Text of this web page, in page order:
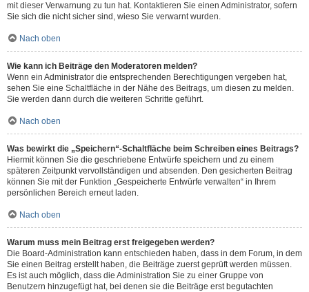
mit dieser Verwarnung zu tun hat. Kontaktieren Sie einen Administrator, sofern
Sie sich die nicht sicher sind, wieso Sie verwarnt wurden.
Nach oben
Wie kann ich Beiträge den Moderatoren melden?
Wenn ein Administrator die entsprechenden Berechtigungen vergeben hat,
sehen Sie eine Schaltfläche in der Nähe des Beitrags, um diesen zu melden.
Sie werden dann durch die weiteren Schritte geführt.
Nach oben
Was bewirkt die „Speichern“-Schaltfläche beim Schreiben eines Beitrags?
Hiermit können Sie die geschriebene Entwürfe speichern und zu einem
späteren Zeitpunkt vervollständigen und absenden. Den gesicherten Beitrag
können Sie mit der Funktion „Gespeicherte Entwürfe verwalten“ in Ihrem
persönlichen Bereich erneut laden.
Nach oben
Warum muss mein Beitrag erst freigegeben werden?
Die Board-Administration kann entschieden haben, dass in dem Forum, in dem
Sie einen Beitrag erstellt haben, die Beiträge zuerst geprüft werden müssen.
Es ist auch möglich, dass die Administration Sie zu einer Gruppe von
Benutzern hinzugefügt hat, bei denen sie die Beiträge erst begutachten